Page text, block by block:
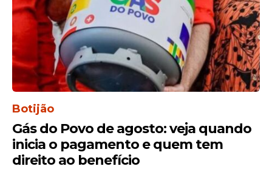
Botijão
Gás do Povo de agosto: veja quando
inicia o pagamento e quem tem
direito ao benefício